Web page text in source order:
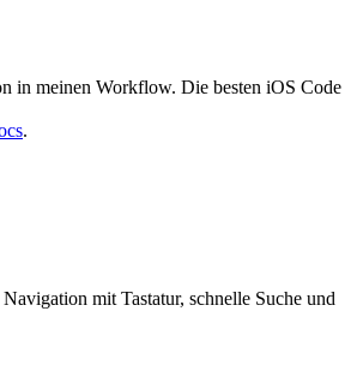
in meinen Workflow. Die besten iOS Code
.
mit Tastatur, schnelle Suche und